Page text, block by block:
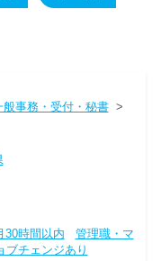
般事務・受付・秘書>
30時間以内
管理職・マ
ブチェンジあり